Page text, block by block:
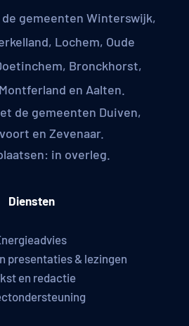
gemeenten Winterswijk,
Lochem, Oude
Bronckhorst,
en Aalten.
de gemeenten Duiven,
en Zevenaar.
in overleg.
Diensten
presentaties & lezingen
en redactie